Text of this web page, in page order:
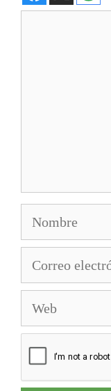
electrónico